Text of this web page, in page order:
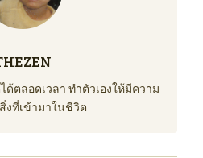
ตลอดเวลา ทำตัวเองให้มีความ
งที่เข้ามาในชีวิต